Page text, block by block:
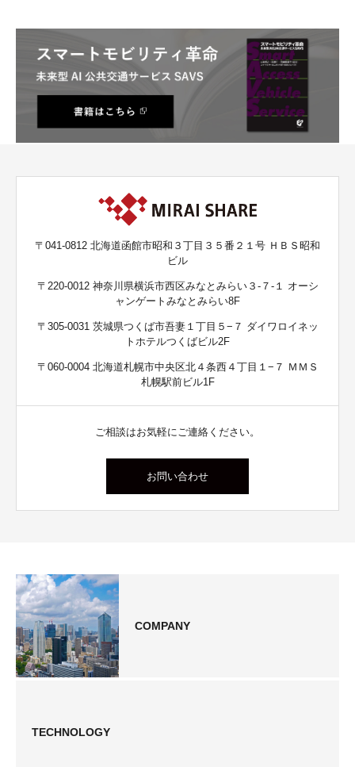
〒041-0812 北海道函館市昭和３丁目３５番２１号 ＨＢＳ昭和
ビル
〒220-0012 神奈川県横浜市西区みなとみらい３-７-１ オーシ
ャンゲートみなとみらい8F
〒305-0031 茨城県つくば市吾妻１丁目５−７ ダイワロイネッ
トホテルつくばビル2F
〒060-0004 北海道札幌市中央区北４条西４丁目１−７ ＭＭＳ
札幌駅前ビル1F
ご相談はお気軽にご連絡ください。
お問い合わせ
COMPANY
TECHNOLOGY